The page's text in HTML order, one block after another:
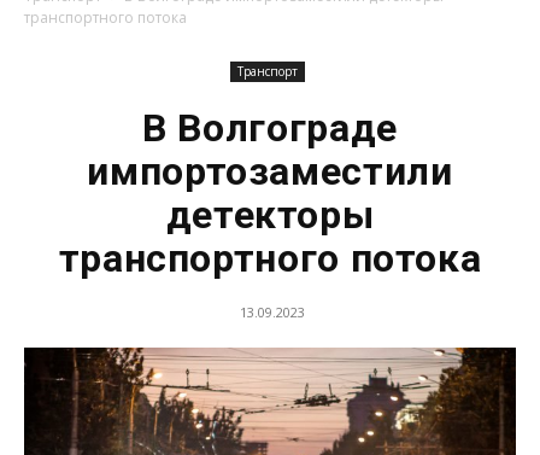
транспортного потока
Транспорт
В Волгограде
импортозаместили
детекторы
транспортного потока
13.09.2023